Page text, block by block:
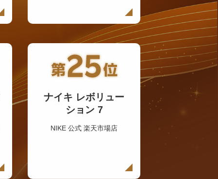
ナイキ レボリュー
ション 7
NIKE 公式 楽天市場店